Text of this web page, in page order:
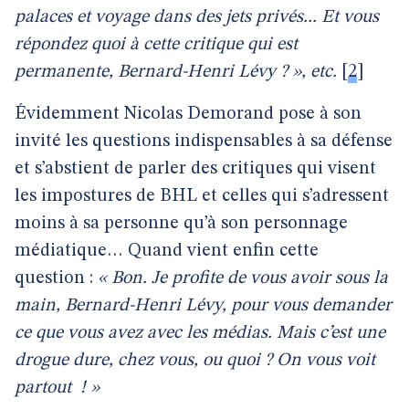
palaces et voyage dans des jets privés... Et vous
répondez quoi à cette critique qui est
permanente, Bernard-Henri Lévy ? », etc.
2
Évidemment Nicolas Demorand pose à son
invité les questions indispensables à sa défense
et s’abstient de parler des critiques qui visent
les impostures de BHL et celles qui s’adressent
moins à sa personne qu’à son personnage
médiatique… Quand vient enfin cette
question : « Bon. Je profite de vous avoir sous la
main, Bernard-Henri Lévy, pour vous demander
ce que vous avez avec les médias. Mais c’est une
drogue dure, chez vous, ou quoi ? On vous voit
partout ! »